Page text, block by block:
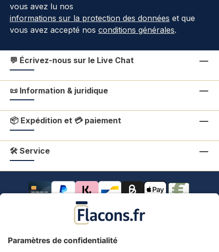
vous avez lu nos
informations sur la protection des données et que
vous avez accepté nos conditions générales.
💬 Écrivez-nous sur le Live Chat
📜 Information & juridique
📦 Expédition et 💳 paiement
🛠 Service
Tous les prix s'entendent TVA comprise.